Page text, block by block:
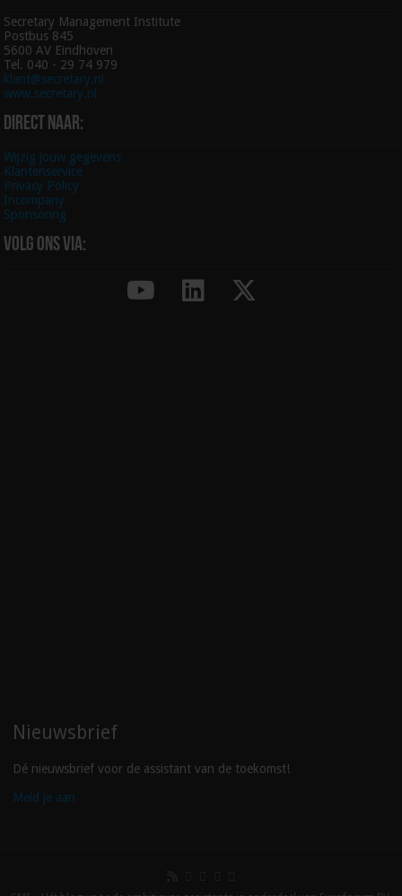
Secretary Management Institute
Postbus 845
5600 AV Eindhoven
Tel. 040 - 29 74 979
klant@secretary.nl
www.secretary.nl
Direct naar:
Wijzig jouw gegevens
Klantenservice
Privacy Policy
Incompany
Sponsoring
Volg ons via:
Nieuwsbrief
Dé nieuwsbrief voor de assistant van de toekomst!
Meld je aan